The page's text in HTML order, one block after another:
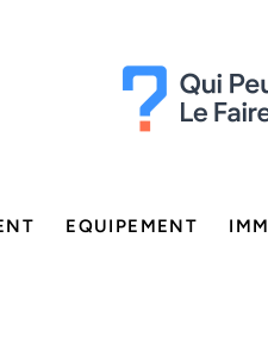
EQUIPEMENT